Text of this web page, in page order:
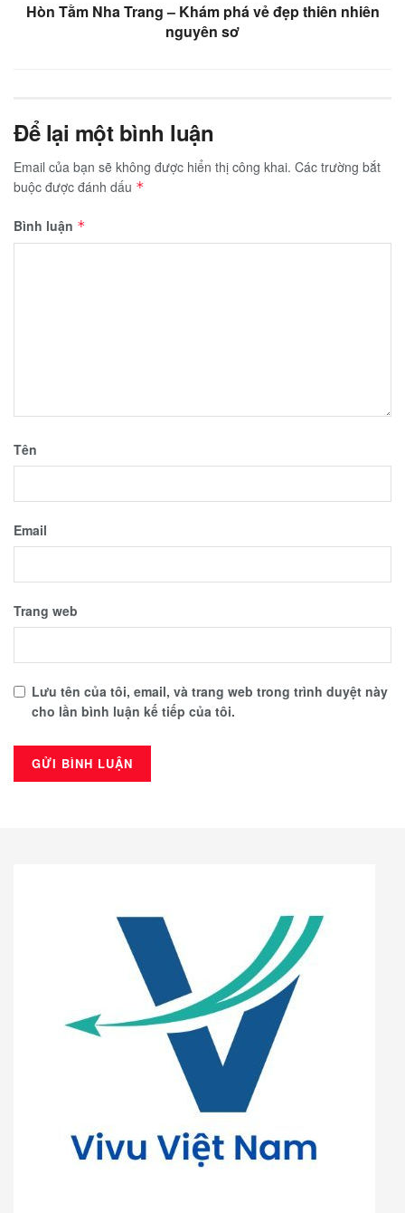
Hòn Tằm Nha Trang – Khám phá vẻ đẹp thiên nhiên
nguyên sơ
Để lại một bình luận
Email của bạn sẽ không được hiển thị công khai. Các trường bắt
buộc được đánh dấu *
Bình luận *
Tên
Email
Trang web
Lưu tên của tôi, email, và trang web trong trình duyệt này
cho lần bình luận kế tiếp của tôi.